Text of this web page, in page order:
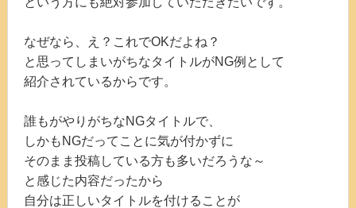
なぜなら、え？これでOKだよね？
と思ってしまいがちなタイトルがNG例として
紹介されているからです。
誰もがやりがちなNGタイトルで、
しかもNGだってことに気が付かずに
そのまま投稿している方も多いだろうな～
と感じた内容だったから
自分は正しいタイトルを付けることが